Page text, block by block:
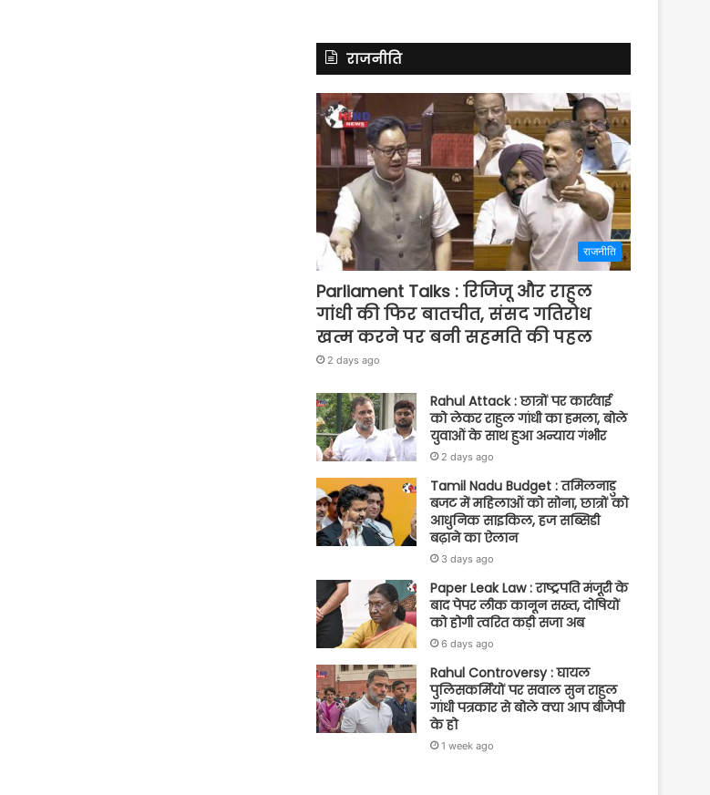
राजनीति
राजनीति
Parliament Talks : रिजिजू और राहुल
गांधी की फिर बातचीत, संसद गतिरोध
खत्म करने पर बनी सहमति की पहल
2 days ago
Rahul Attack : छात्रों पर कार्रवाई
को लेकर राहुल गांधी का हमला, बोले
युवाओं के साथ हुआ अन्याय गंभीर
2 days ago
Tamil Nadu Budget : तमिलनाडु
बजट में महिलाओं को सोना, छात्रों को
आधुनिक साइकिल, हज सब्सिडी
बढ़ाने का ऐलान
3 days ago
Paper Leak Law : राष्ट्रपति मंजूरी के
बाद पेपर लीक कानून सख्त, दोषियों
को होगी त्वरित कड़ी सजा अब
6 days ago
Rahul Controversy : घायल
पुलिसकर्मियों पर सवाल सुन राहुल
गांधी पत्रकार से बोले क्या आप बीजेपी
के हो
1 week ago